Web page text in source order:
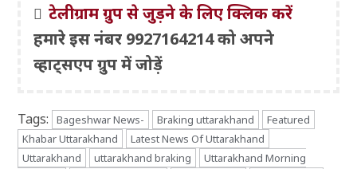
टेलीग्राम ग्रुप से जुड़ने के लिए क्लिक करें
हमारे इस नंबर 9927164214 को अपने
व्हाट्सएप ग्रुप में जोड़ें
Tags: Bageshwar News- Braking uttarakhand
Featured
Khabar Uttarakhand
Latest News Of Uttarakhand
Uttarakhand
uttarakhand braking
Uttarakhand Morning